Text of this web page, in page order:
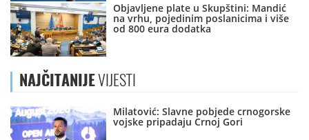
Objavljene plate u Skupštini: Mandić
na vrhu, pojedinim poslanicima i više
od 800 eura dodatka
NAJČITANIJEVIJESTI
Milatović: Slavne pobjede crnogorske
vojske pripadaju Crnoj Gori